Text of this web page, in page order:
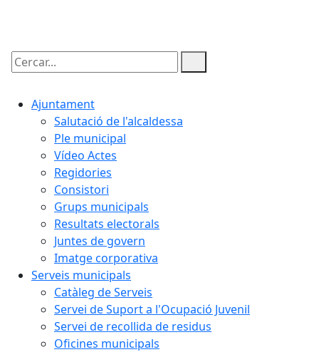
Cercar:
Ajuntament
Salutació de l'alcaldessa
Ple municipal
Vídeo Actes
Regidories
Consistori
Grups municipals
Resultats electorals
Juntes de govern
Imatge corporativa
Serveis municipals
Catàleg de Serveis
Servei de Suport a l'Ocupació Juvenil
Servei de recollida de residus
Oficines municipals